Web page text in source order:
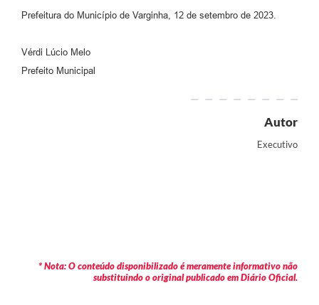
Prefeitura do Município de Varginha, 12 de setembro de 2023.
Vérdi Lúcio Melo
Prefeito Municipal
Autor
Executivo
* Nota: O conteúdo disponibilizado é meramente informativo não
substituindo o original publicado em Diário Oficial.